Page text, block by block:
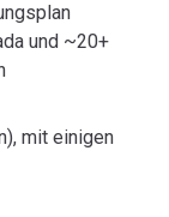
und ~20+
mit einigen